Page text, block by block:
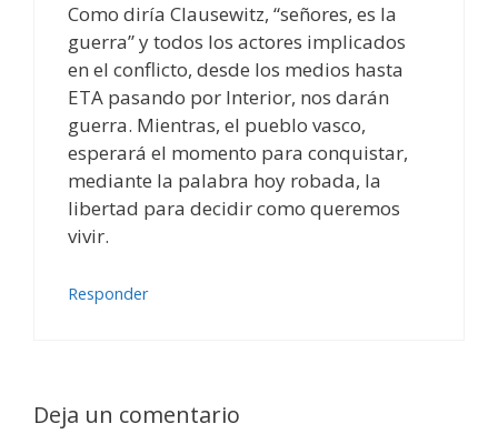
Como diría Clausewitz, “señores, es la
guerra” y todos los actores implicados
en el conflicto, desde los medios hasta
ETA pasando por Interior, nos darán
guerra. Mientras, el pueblo vasco,
esperará el momento para conquistar,
mediante la palabra hoy robada, la
libertad para decidir como queremos
vivir.
Responder
Deja un comentario